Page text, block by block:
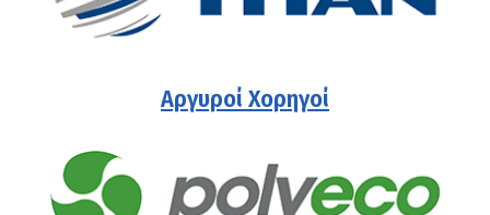
Αργυροί Χορηγοί